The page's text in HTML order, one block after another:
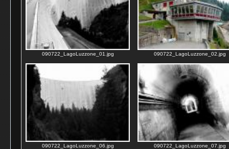
090722_LagoLuzzone_01.jpg 090722_LagoLuzzone_02.jpg
090722_LagoLuzzone_06.jpg 090722_LagoLuzzone_07.jpg